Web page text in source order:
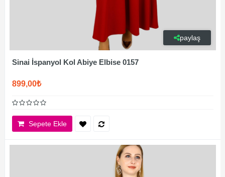
paylaş
Sinai İspanyol Kol Abiye Elbise 0157
899,00₺
Sepete Ekle